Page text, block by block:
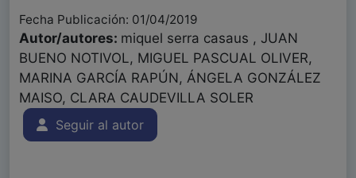
Fecha Publicación: 01/04/2019
Autor/autores: miquel serra casaus , JUAN
BUENO NOTIVOL, MIGUEL PASCUAL OLIVER,
MARINA GARCÍA RAPÚN, ÁNGELA GONZÁLEZ
MAISO, CLARA CAUDEVILLA SOLER
Seguir al autor